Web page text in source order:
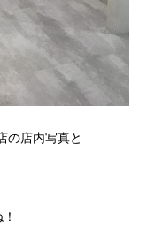
の店内写真と